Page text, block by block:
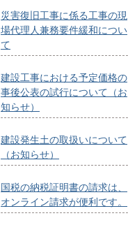
災害復旧工事に係る工事の現
場代理人兼務要件緩和につい
て
建設工事における予定価格の
事後公表の試行について（お
知らせ）
建設発生土の取扱いについて
（お知らせ）
国税の納税証明書の請求は、
オンライン請求が便利です。